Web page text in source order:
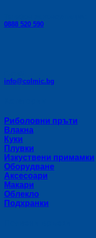
0888 520 590
info@colmic.bg
Риболовни пръти
Влакна
Куки
Плувки
Изкуствени примамки
Оборудване
Аксесоари
Макари
Облекло
Подхранки